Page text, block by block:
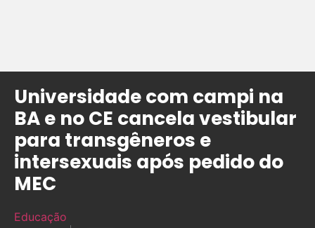
Universidade com campi na
BA e no CE cancela vestibular
para transgêneros e
intersexuais após pedido do
MEC
Educação